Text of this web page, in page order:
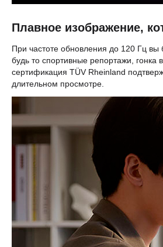
Плавное изображение,
При частоте обновления до 120 Гц
будь то спортивные репортажи, гонка
сертификация TÜV Rheinland
длительном просмотре.